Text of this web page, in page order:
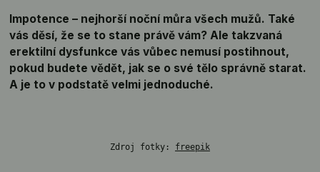
Impotence – nejhorší noční můra všech mužů. Také
vás děsí, že se to stane právě vám? Ale takzvaná
erektilní dysfunkce vás vůbec nemusí postihnout,
pokud budete vědět, jak se o své tělo správně starat.
A je to v podstatě velmi jednoduché.
Zdroj fotky: freepik